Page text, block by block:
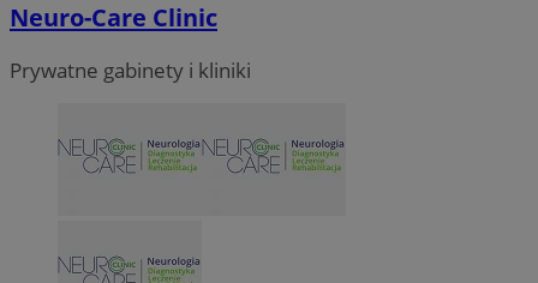
Neuro-Care Clinic
Prywatne gabinety i kliniki